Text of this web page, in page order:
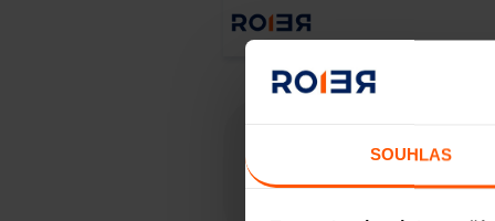
SOUHLAS
Zajištění
Zajištění je vázané
nemovitost, kterou